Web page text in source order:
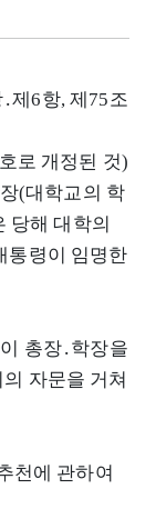
제6항, 제75조
로 개정된 것)
(대학교의 학
당해 대학의
통령이 임명한
총장․학장을
자문을 거쳐
천에 관하여